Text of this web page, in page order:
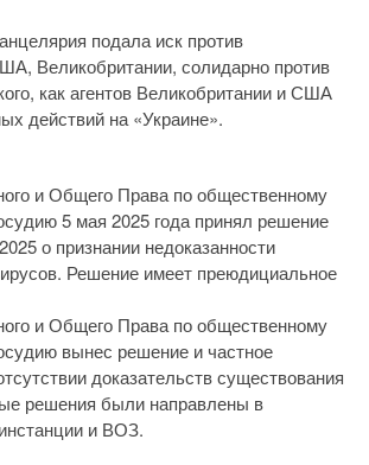
подала иск против
Великобритании, солидарно против
как агентов Великобритании и США
действий на «Украине».
и Общего Права по общественному
5 мая 2025 года принял решение
о признании недоказанности
Решение имеет преюдициальное
и Общего Права по общественному
вынес решение и частное
доказательств существования
решения были направлены в
и ВОЗ.